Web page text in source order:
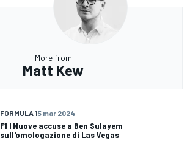
More from
Matt Kew
FORMULA 15 mar 2024
F1 | Nuove accuse a Ben Sulayem
sull'omologazione di Las Vegas